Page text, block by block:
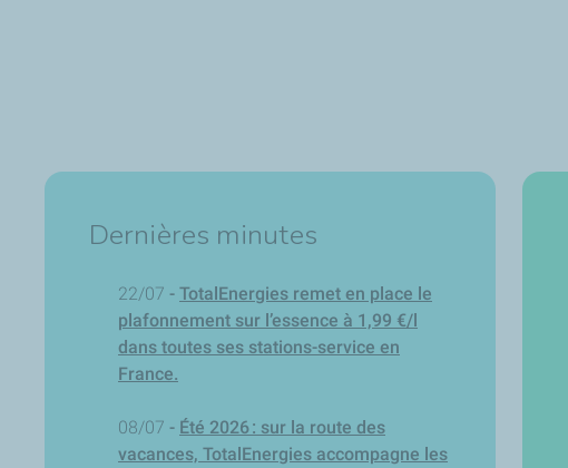
Dernières minutes
22/07 - TotalEnergies remet en place le
plafonnement sur l’essence à 1,99 €/l
dans toutes ses stations-service en
France.
08/07 - Été 2026 : sur la route des
vacances, TotalEnergies accompagne les